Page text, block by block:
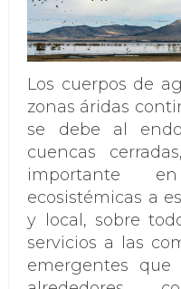
Los cuerpos de
zonas áridas
se debe al
cuencas
importante
ecosistémicas a
y local, sobre
servicios a las
emergentes